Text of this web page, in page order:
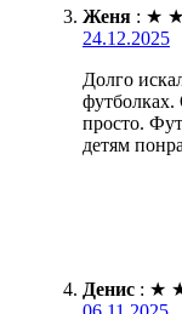
Женя : ★ ★
24.12.2025
Долго
футболках.
просто.
детям
Денис : ★